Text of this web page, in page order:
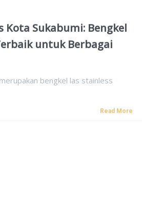
Kota Sukabumi: Bengkel
untuk Berbagai
bengkel las stainless
Read More